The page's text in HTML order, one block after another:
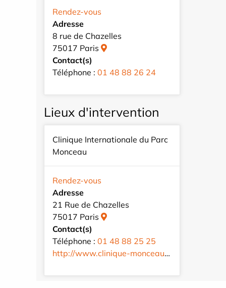
Rendez-vous
Adresse
8 rue de Chazelles
75017 Paris
Contact(s)
Téléphone : 01 48 88 26 24
Lieux d'intervention
Clinique Internationale du Parc
Monceau
Rendez-vous
Adresse
21 Rue de Chazelles
75017 Paris
Contact(s)
Téléphone : 01 48 88 25 25
http://www.clinique-monceau.com/